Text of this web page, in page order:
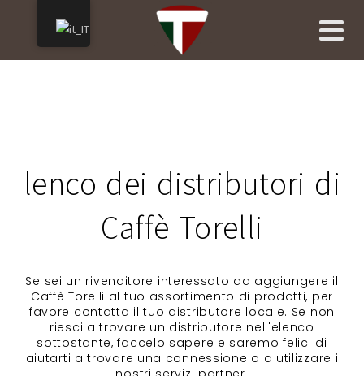
lenco dei distributori di
Caffè Torelli
Se sei un rivenditore interessato ad aggiungere il
Caffè Torelli al tuo assortimento di prodotti, per
favore contatta il tuo distributore locale. Se non
riesci a trovare un distributore nell'elenco
sottostante, faccelo sapere e saremo felici di
aiutarti a trovare una connessione o a utilizzare i